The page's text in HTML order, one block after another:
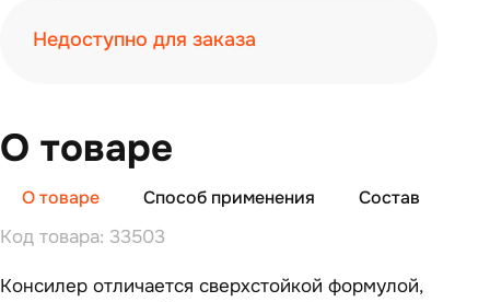
Недоступно для заказа
О товаре
О товаре Способ применения Состав
Код товара: 33503
Консилер отличается сверхстойкой формулой,